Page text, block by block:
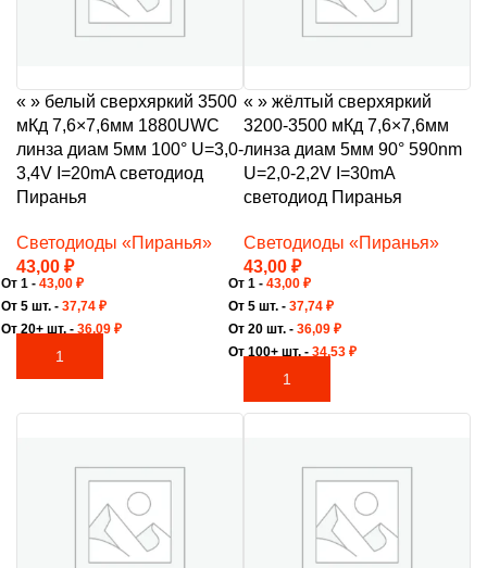
« » белый сверхяркий 3500
мКд 7,6×7,6мм 1880UWC
линза диам 5мм 100° U=3,0-
3,4V I=20mA светодиод
Пиранья
Светодиоды «Пиранья»
43,00 ₽
В КОРЗИНУ
От 1 - 43,00 ₽
От 5 шт. - 37,74 ₽
От 20+ шт. - 36,09 ₽
« » жёлтый сверхяркий
3200-3500 мКд 7,6×7,6мм
линза диам 5мм 90° 590nm
U=2,0-2,2V I=30mA
светодиод Пиранья
Светодиоды «Пиранья»
43,00 ₽
В КОРЗИНУ
От 1 - 43,00 ₽
От 5 шт. - 37,74 ₽
От 20 шт. - 36,09 ₽
От 100+ шт. - 34,53 ₽